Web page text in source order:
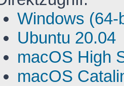
Windows (64-
Ubuntu 20.04
macOS High
macOS